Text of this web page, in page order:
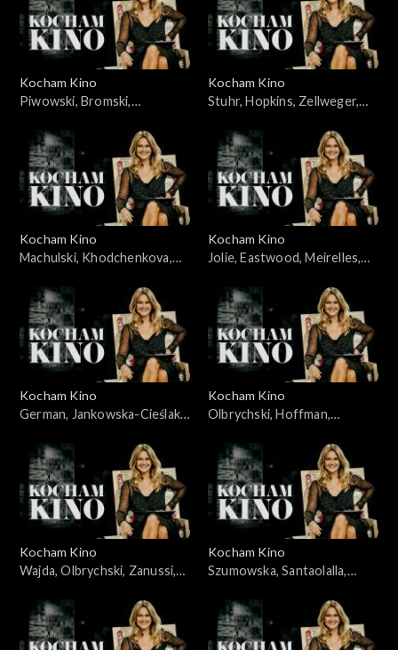
Kocham Kino
Piwowski, Bromski,
Kocham Kino
Stuhr, Hopkins, Zellweger,
Kocham Kino
Machulski, Khodchenkova,
Kocham Kino
Jolie, Eastwood, Meirelles,
20.05.2008
Kocham Kino
German, Jankowska-Cieślak,
Bigelow, 09.09.2008
Kocham Kino
Olbrychski, Hoffman,
Kocham Kino
Wajda, Olbrychski, Zanussi,
Kocham Kino
Szumowska, Santaolalla,